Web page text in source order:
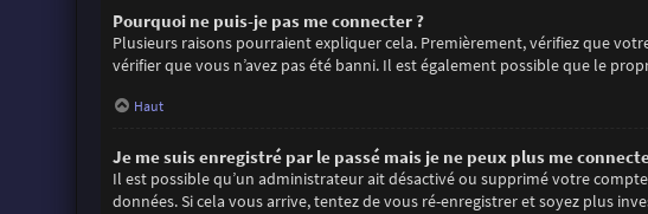
Pourquoi ne puis-je pas me connecter ?
Plusieurs raisons pourraient expliquer cela. Premièrement, vérifiez que
vérifier que vous n’avez pas été banni. Il est également possible que le
Haut
Je me suis enregistré par le passé mais je ne peux plus me
Il est possible qu’un administrateur ait désactivé ou supprimé votre
données. Si cela vous arrive, tentez de vous ré-enregistrer et soyez plus